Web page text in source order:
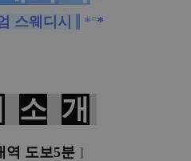
스웨디시 *°*
소 개
역 도보5분 ]